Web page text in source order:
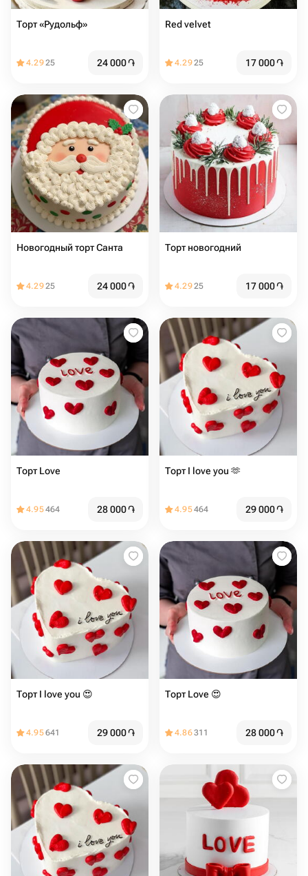
Торт «Рудольф»
4.2925 24 000֏
Red velvet
4.2925 17 000֏
Новогодный торт Санта
4.2925 24 000֏
Торт новогодний
4.2925 17 000֏
Торт Love
4.95464 28 000֏
Торт I love you 🫶
4.95464 29 000֏
Торт I love you 😍
4.95641 29 000֏
Торт Love 😍
4.86311 28 000֏